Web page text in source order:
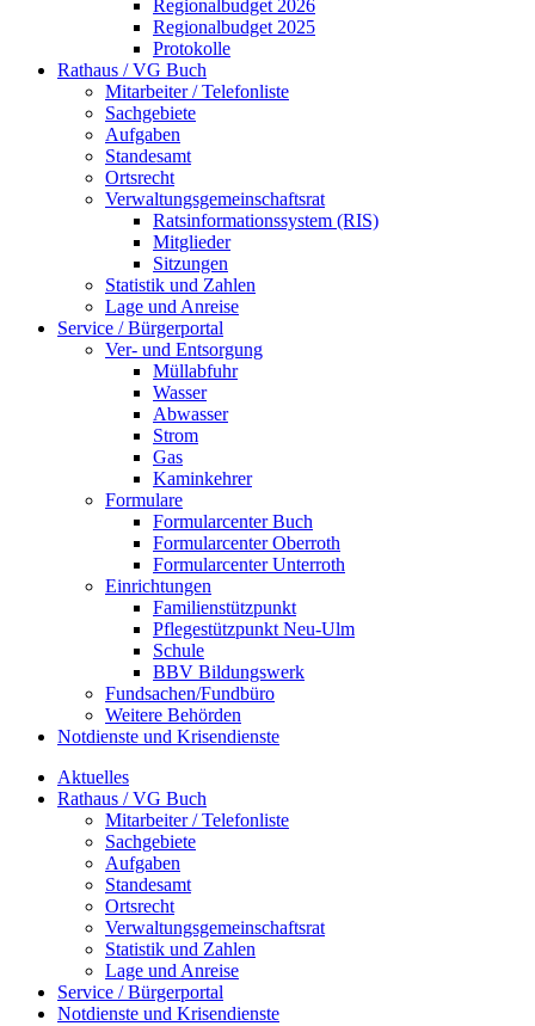
Regionalbudget 2026
Regionalbudget 2025
Protokolle
Rathaus / VG Buch
Mitarbeiter / Telefonliste
Sachgebiete
Aufgaben
Standesamt
Ortsrecht
Verwaltungsgemeinschaftsrat
Ratsinformationssystem (RIS)
Mitglieder
Sitzungen
Statistik und Zahlen
Lage und Anreise
Service / Bürgerportal
Ver- und Entsorgung
Müllabfuhr
Wasser
Abwasser
Strom
Gas
Kaminkehrer
Formulare
Formularcenter Buch
Formularcenter Oberroth
Formularcenter Unterroth
Einrichtungen
Familienstützpunkt
Pflegestützpunkt Neu-Ulm
Schule
BBV Bildungswerk
Fundsachen/Fundbüro
Weitere Behörden
Notdienste und Krisendienste
Aktuelles
Rathaus / VG Buch
Mitarbeiter / Telefonliste
Sachgebiete
Aufgaben
Standesamt
Ortsrecht
Verwaltungsgemeinschaftsrat
Statistik und Zahlen
Lage und Anreise
Service / Bürgerportal
Notdienste und Krisendienste